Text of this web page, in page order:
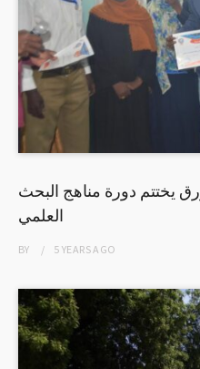
يختتم دورة مناهج البحث
العلمي
BY 5 YEARSAGO